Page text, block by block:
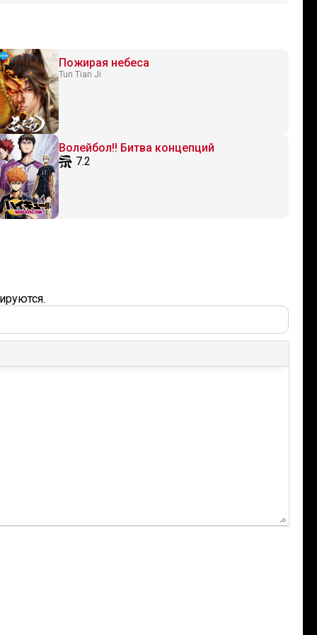
Пожирая небеса
Tun Tian Ji
Волейбол!! Битва концепций
7.2